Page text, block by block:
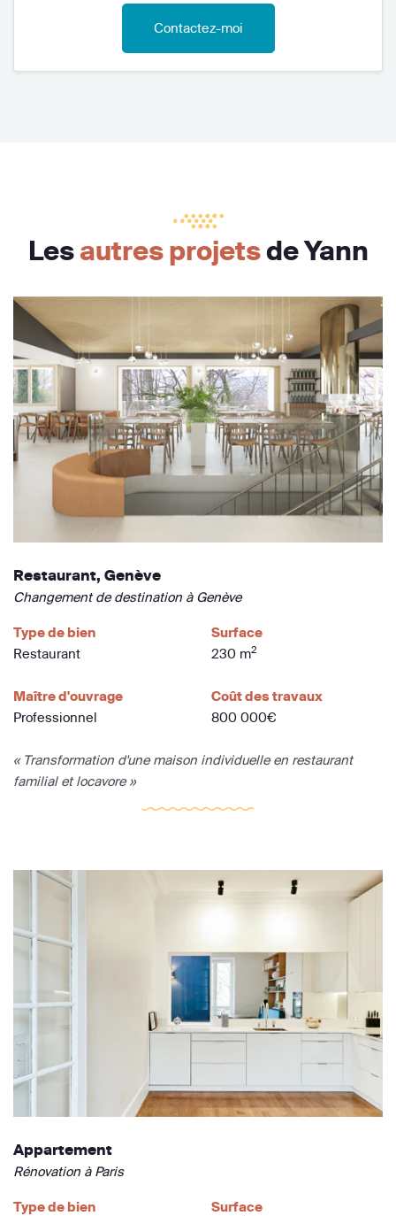
Contactez-moi
Lesautres projetsde Yann
Restaurant, Genève
Changement de destination à Genève
Type de bien
Restaurant
Surface
230 m2
Maître d'ouvrage
Professionnel
Coût des travaux
800 000€
« Transformation d'une maison individuelle en restaurant
familial et locavore »
Appartement
Rénovation à Paris
Type de bien
Surface